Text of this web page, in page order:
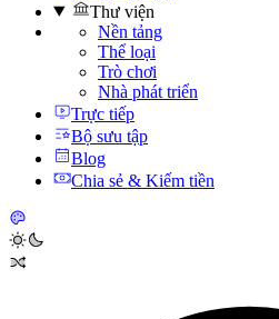
Thư viện
Nền tảng
Thể loại
Trò chơi
Nhà phát triển
Trực tiếp
Bộ sưu tập
Blog
Chia sẻ & Kiếm tiền